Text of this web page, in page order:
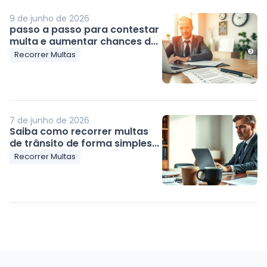
9 de junho de 2026
passo a passo para contestar
multa e aumentar chances d...
Recorrer Multas
7 de junho de 2026
Saiba como recorrer multas
de trânsito de forma simples...
Recorrer Multas